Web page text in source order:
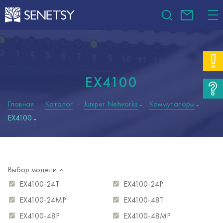
EX4100
Главная Каталог Juniper Networks
Коммутаторы
EX4100
Выбор модели
EX4100-24T
EX4100-24P
EX4100-24MP
EX4100-48T
EX4100-48P
EX4100-48MP